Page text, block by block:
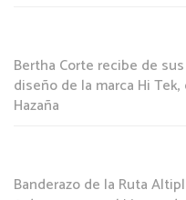
Bertha Corte recibe de
diseño de la marca Hi
Hazaña
Banderazo de la Ruta